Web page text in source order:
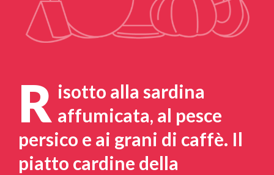
R isotto alla sardina
affumicata, al pesce
persico e ai grani di caffè. Il
piatto cardine della